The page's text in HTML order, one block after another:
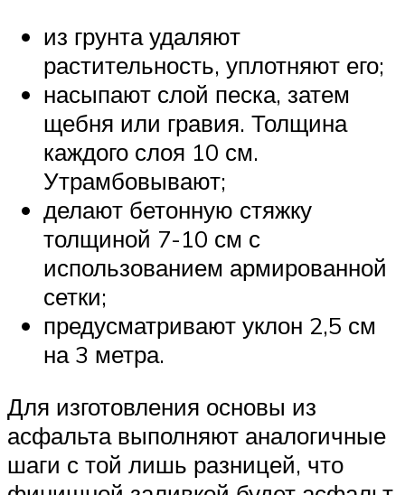
из грунта удаляют
растительность, уплотняют его;
насыпают слой песка, затем
щебня или гравия. Толщина
каждого слоя 10 см.
Утрамбовывают;
делают бетонную стяжку
толщиной 7-10 см с
использованием армированной
сетки;
предусматривают уклон 2,5 см
на 3 метра.
Для изготовления основы из
асфальта выполняют аналогичные
шаги с той лишь разницей, что